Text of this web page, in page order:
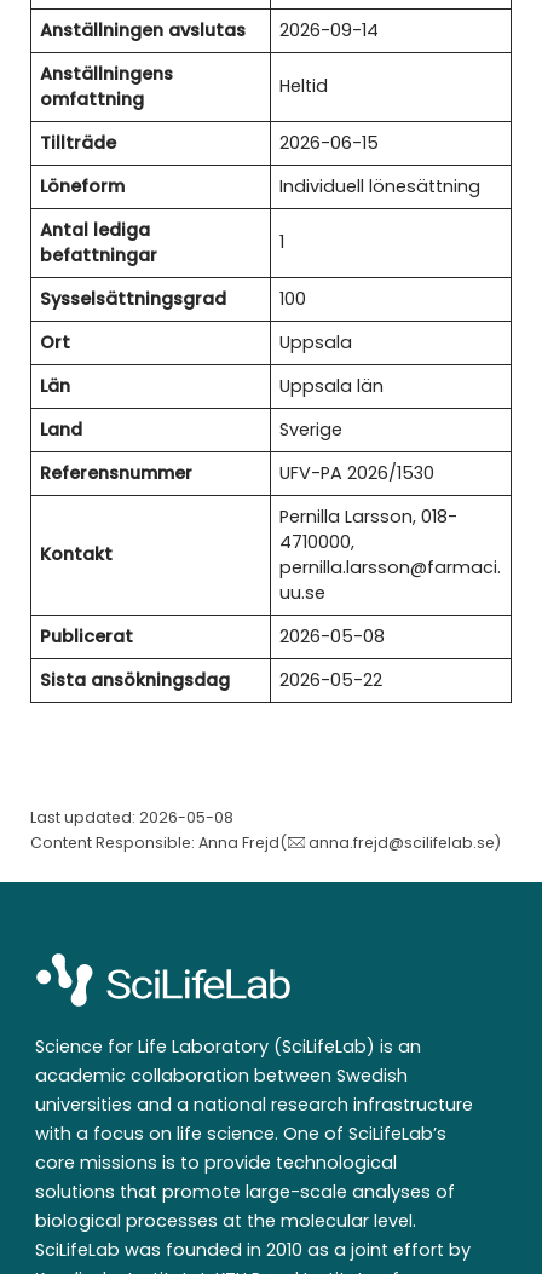
Anställningen avslutas
2026-09-14
Anställningens
omfattning
Heltid
Tillträde
2026-06-15
Löneform
Individuell lönesättning
Antal lediga
befattningar
1
Sysselsättningsgrad
100
Ort
Uppsala
Län
Uppsala län
Land
Sverige
Referensnummer
UFV-PA 2026/1530
Kontakt
Pernilla Larsson, 018-
4710000,
pernilla.larsson@farmaci.
uu.se
Publicerat
2026-05-08
Sista ansökningsdag
2026-05-22
Last updated: 2026-05-08
Content Responsible: Anna Frejd(
anna.frejd@scilifelab.se)
Science for Life Laboratory (SciLifeLab) is an
academic collaboration between Swedish
universities and a national research infrastructure
with a focus on life science. One of SciLifeLab’s
core missions is to provide technological
solutions that promote large-scale analyses of
biological processes at the molecular level.
SciLifeLab was founded in 2010 as a joint effort by